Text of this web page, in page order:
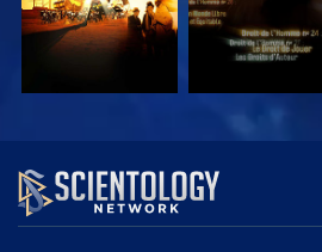
REGARDER REGARDER